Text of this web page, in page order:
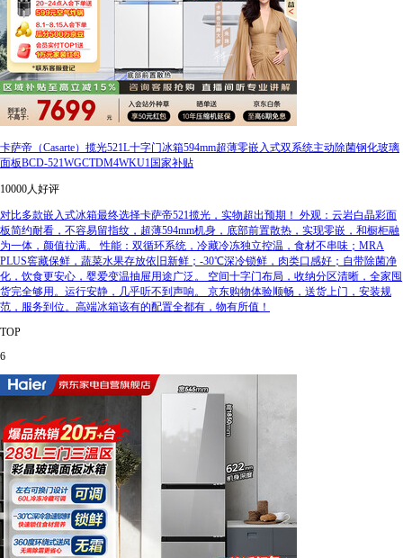
卡萨帝（Casarte）揽光521L十字门冰箱594mm超薄零嵌入式双系统主动除菌钢化玻璃
面板BCD-521WGCTDM4WKU1国家补贴
10000人好评
对比多款嵌入式冰箱最终选择卡萨帝521揽光，实物超出预期！ 外观：云岩白晶彩面
板简约耐看，不容易留指纹，超薄594mm机身，底部前置散热，实现零嵌，和橱柜融
为一体，颜值拉满。 性能：双循环系统，冷藏冷冻独立控温，食材不串味；MRA
PLUS窖藏保鲜，蔬菜水果存放依旧新鲜；-30℃深冷锁鲜，肉类口感好；自带除菌净
化，饮食更安心，婴爱变温抽屉用途广泛。 空间十字门布局，收纳分区清晰，全家囤
货完全够用。运行安静，几乎听不到声响。 京东购物体验顺畅，送货上门，安装规
范，服务到位。高端冰箱该有的配置全都有，物有所值！
TOP
6